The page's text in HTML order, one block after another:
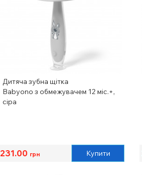
Дитяча зубна щітка
Babyono з обмежувачем 12 міс.+,
сіра
231.00 грн Купити